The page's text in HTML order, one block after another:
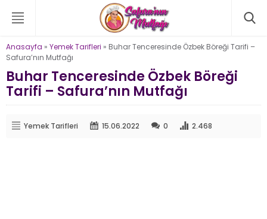
Anasayfa » Yemek Tarifleri » Buhar Tenceresinde Özbek Böreği Tarifi –
Safura’nın Mutfağı
Buhar Tenceresinde Özbek Böreği
Tarifi – Safura’nın Mutfağı
Yemek Tarifleri 15.06.2022 0 2.468